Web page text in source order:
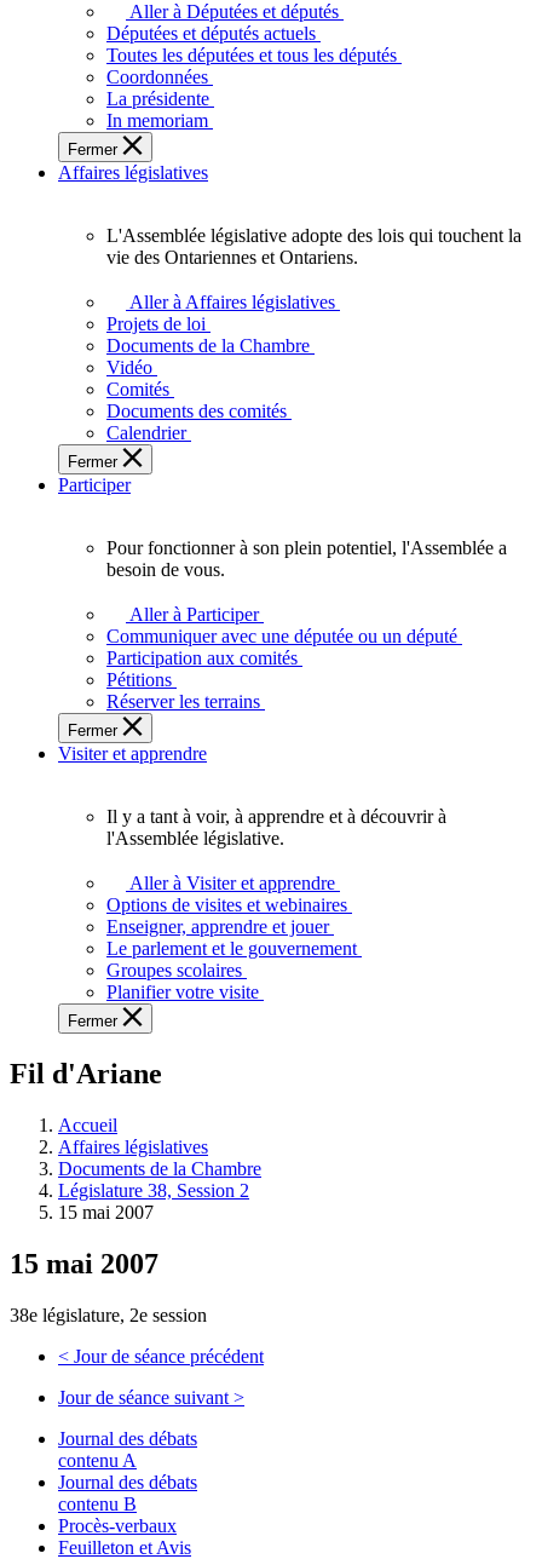
députés
vous
représentent
sein
de
l'Assemblée
législative
l'Ontario.
Aller à Députées et députés
Députées et députés actuels
Toutes les députées et tous les députés
Coordonnées
La présidente
In memoriam
Fermer
Affaires législatives
L'Assemblée
adopte
touchent
des
Ontariennes
et
L'Assemblée législative adopte des lois qui touchent la
vie des Ontariennes et Ontariens.
Aller à Affaires législatives
Projets de loi
Documents de la Chambre
Vidéo
Comités
Documents des comités
Calendrier
Fermer
Participer
plein
potentiel,
l'Assemblée
a
besoin
de
Pour fonctionner à son plein potentiel, l'Assemblée a
besoin de vous.
Aller à Participer
Communiquer avec une députée ou un député
Participation aux comités
Pétitions
Réserver les terrains
Fermer
Visiter et apprendre
voir,
apprendre
et
à
à
législative.
Il y a tant à voir, à apprendre et à découvrir à
l'Assemblée législative.
Aller à Visiter et apprendre
Options de visites et webinaires
Enseigner, apprendre et jouer
Le parlement et le gouvernement
Groupes scolaires
Planifier votre visite
Fermer
Fil d'Ariane
Accueil
Affaires législatives
Documents de la Chambre
Législature 38, Session 2
15 mai 2007
15 mai 2007
38e législature, 2e session
< Jour de séance précédent
Jour de séance suivant >
Journal des débats
contenu A
Journal des débats
contenu B
Procès-verbaux
Feuilleton et Avis